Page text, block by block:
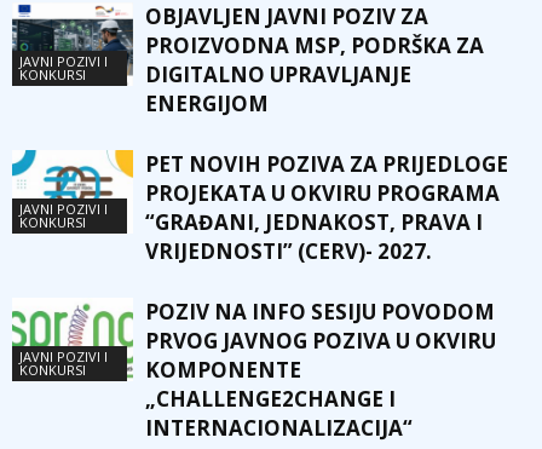
JAVNI POZIVI I
KONKURSI
OBJAVLJEN JAVNI POZIV ZA
PROIZVODNA MSP, PODRŠKA ZA
DIGITALNO UPRAVLJANJE
ENERGIJOM
JAVNI POZIVI I
KONKURSI
PET NOVIH POZIVA ZA PRIJEDLOGE
PROJEKATA U OKVIRU PROGRAMA
“GRAĐANI, JEDNAKOST, PRAVA I
VRIJEDNOSTI” (CERV)- 2027.
JAVNI POZIVI I
KONKURSI
POZIV NA INFO SESIJU POVODOM
PRVOG JAVNOG POZIVA U OKVIRU
KOMPONENTE
„CHALLENGE2CHANGE I
INTERNACIONALIZACIJA“